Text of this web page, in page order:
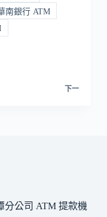
南銀行 ATM
下一
分公司 ATM 提款機